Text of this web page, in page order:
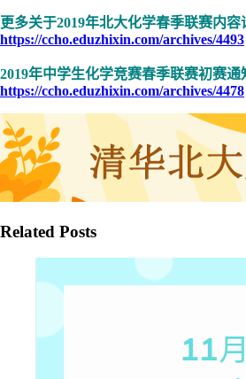
更多关于2019年北大化学春季联赛内容
https://ccho.eduzhixin.com/archives/4493
2019年中学生化学竞赛春季联赛初赛通
https://ccho.eduzhixin.com/archives/4478
Related Posts